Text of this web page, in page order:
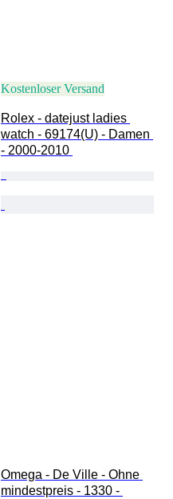
Kostenloser Versand
Rolex - datejust ladies
watch - 69174(U) - Damen
- 2000-2010
Omega - De Ville - Ohne
mindestpreis - 1330 -